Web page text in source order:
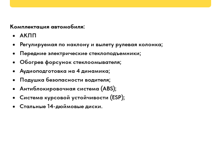
Комплектация автомобиля:
АКПП
Регулируемая по наклону и вылету рулевая колонка;
Передние электрические стеклоподъемники;
Обогрев форсунок стеклоомывателя;
Аудиоподготовка на 4 динамика;
Подушка безопасности водителя;
Антиблокировочная система (ABS);
Система курсовой устойчивости (ESP);
Стальные 14-дюймовые диски.